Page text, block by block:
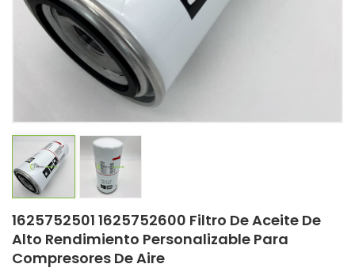
1625752501 1625752600 Filtro De Aceite De
Alto Rendimiento Personalizable Para
Compresores De Aire